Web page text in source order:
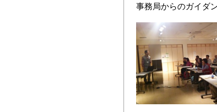
事務局からのガイダ